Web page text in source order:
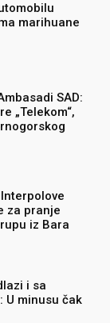
marihuane
SAD:
„Telekom“,
za pranje
iz Bara
i sa
U minusu čak